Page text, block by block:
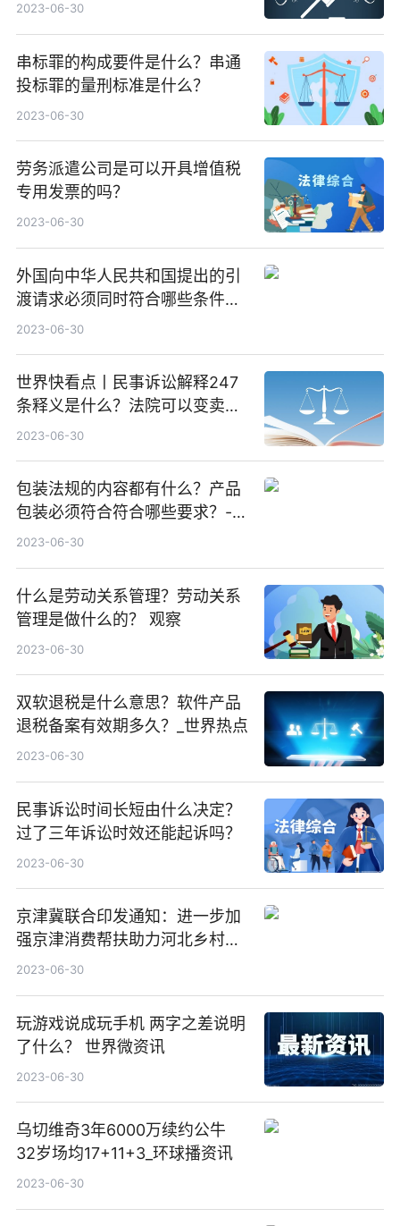
2023-06-30
串标罪的构成要件是什么？串通
投标罪的量刑标准是什么？
2023-06-30
劳务派遣公司是可以开具增值税
专用发票的吗？
2023-06-30
外国向中华人民共和国提出的引
渡请求必须同时符合哪些条件才
能准予引渡？
2023-06-30
世界快看点丨民事诉讼解释247
条释义是什么？法院可以变卖产
品吗？
2023-06-30
包装法规的内容都有什么？产品
包装必须符合符合哪些要求？-环
球播报
2023-06-30
什么是劳动关系管理？劳动关系
管理是做什么的？ 观察
2023-06-30
双软退税是什么意思？软件产品
退税备案有效期多久？_世界热点
2023-06-30
民事诉讼时间长短由什么决定？
过了三年诉讼时效还能起诉吗？
2023-06-30
京津冀联合印发通知：进一步加
强京津消费帮扶助力河北乡村振
兴|环球视点
2023-06-30
玩游戏说成玩手机 两字之差说明
了什么？ 世界微资讯
2023-06-30
乌切维奇3年6000万续约公牛
32岁场均17+11+3_环球播资讯
2023-06-30